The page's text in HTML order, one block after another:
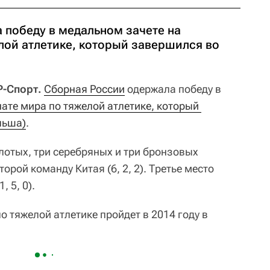
в медальном зачете на
атлетике, который завершился во
Спорт. Сборная России одержала победу в
мира по тяжелой атлетике, который
.
три серебряных и три бронзовых
команду Китая (6, 2, 2). Третье место
5, 0).
атлетике пройдет в 2014 году в